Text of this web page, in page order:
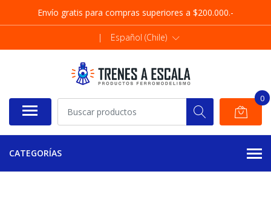
Envío gratis para compras superiores a $200.000.-
| Español (Chile)
0
CATEGORÍAS